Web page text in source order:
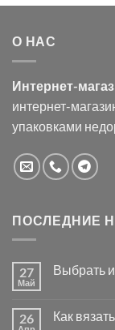
О НАС
Интернет-
интернет-
упаковками
ПОСЛЕДНИЕ
27
Май
Выбрать
Выбрать
26 Как